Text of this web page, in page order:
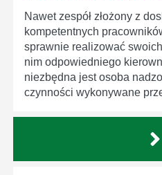
Nawet zespół złożony z
kompetentnych
sprawnie realizować
nim odpowiedniego
niezbędna jest osoba
czynności wykonywane